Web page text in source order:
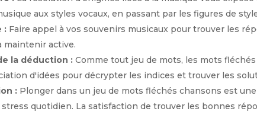
aux styles vocaux, en passant par les figures de
: Faire appel à vos souvenirs musicaux pour trouver les
maintenir active.
la déduction : Comme tout jeu de mots, les mots
d'idées pour décrypter les indices et trouver les
: Plonger dans un jeu de mots fléchés chansons est
quotidien. La satisfaction de trouver les bonnes